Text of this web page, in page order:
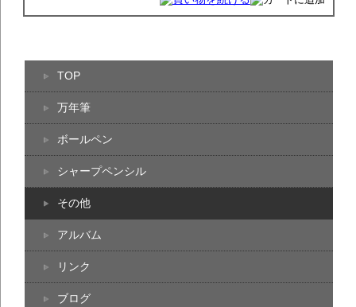
TOP
万年筆
ボールペン
シャープペンシル
その他
アルバム
リンク
ブログ